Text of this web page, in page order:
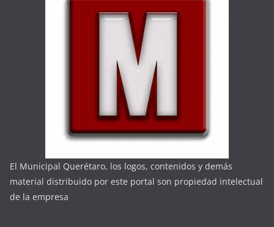
El Municipal Querétaro, los logos, contenidos y demás
material distribuido por este portal son propiedad intelectual
de la empresa